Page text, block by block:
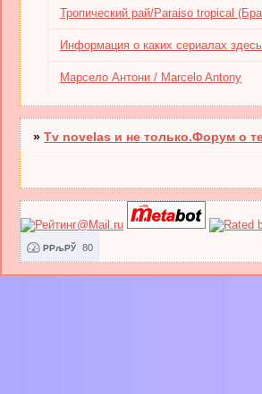
Тропический рай/Paraiso tropical
Информация о каких сериалах
Марсело Антони / Marcelo Antony
»Tv novelas и не только.Форум о
РРљРЎ 80